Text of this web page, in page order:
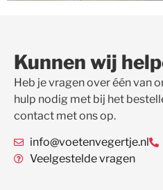
Kunnen wij
Heb je vragen over één van
hulp nodig met bij het
contact met ons op.
info@voetenvegertje.nl
Veelgestelde vragen